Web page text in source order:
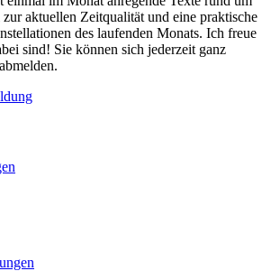
aktuellen Zeitqualität und eine praktische
des laufenden Monats. Ich freue
sind! Sie können sich jederzeit ganz